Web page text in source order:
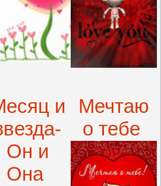
и
Он и
Она
Мечтаю
о тебе